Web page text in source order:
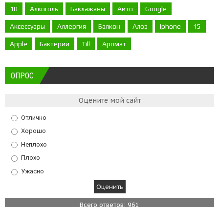
10 Алкоголь Баклажаны Авто Google
Аксессуары Аллергия Балкон Алоэ Iphone 15
Apple Бактерии Till Аромат
ОПРОС
Оцените мой сайт
Отлично
Хорошо
Неплохо
Плохо
Ужасно
Всего ответов: 961